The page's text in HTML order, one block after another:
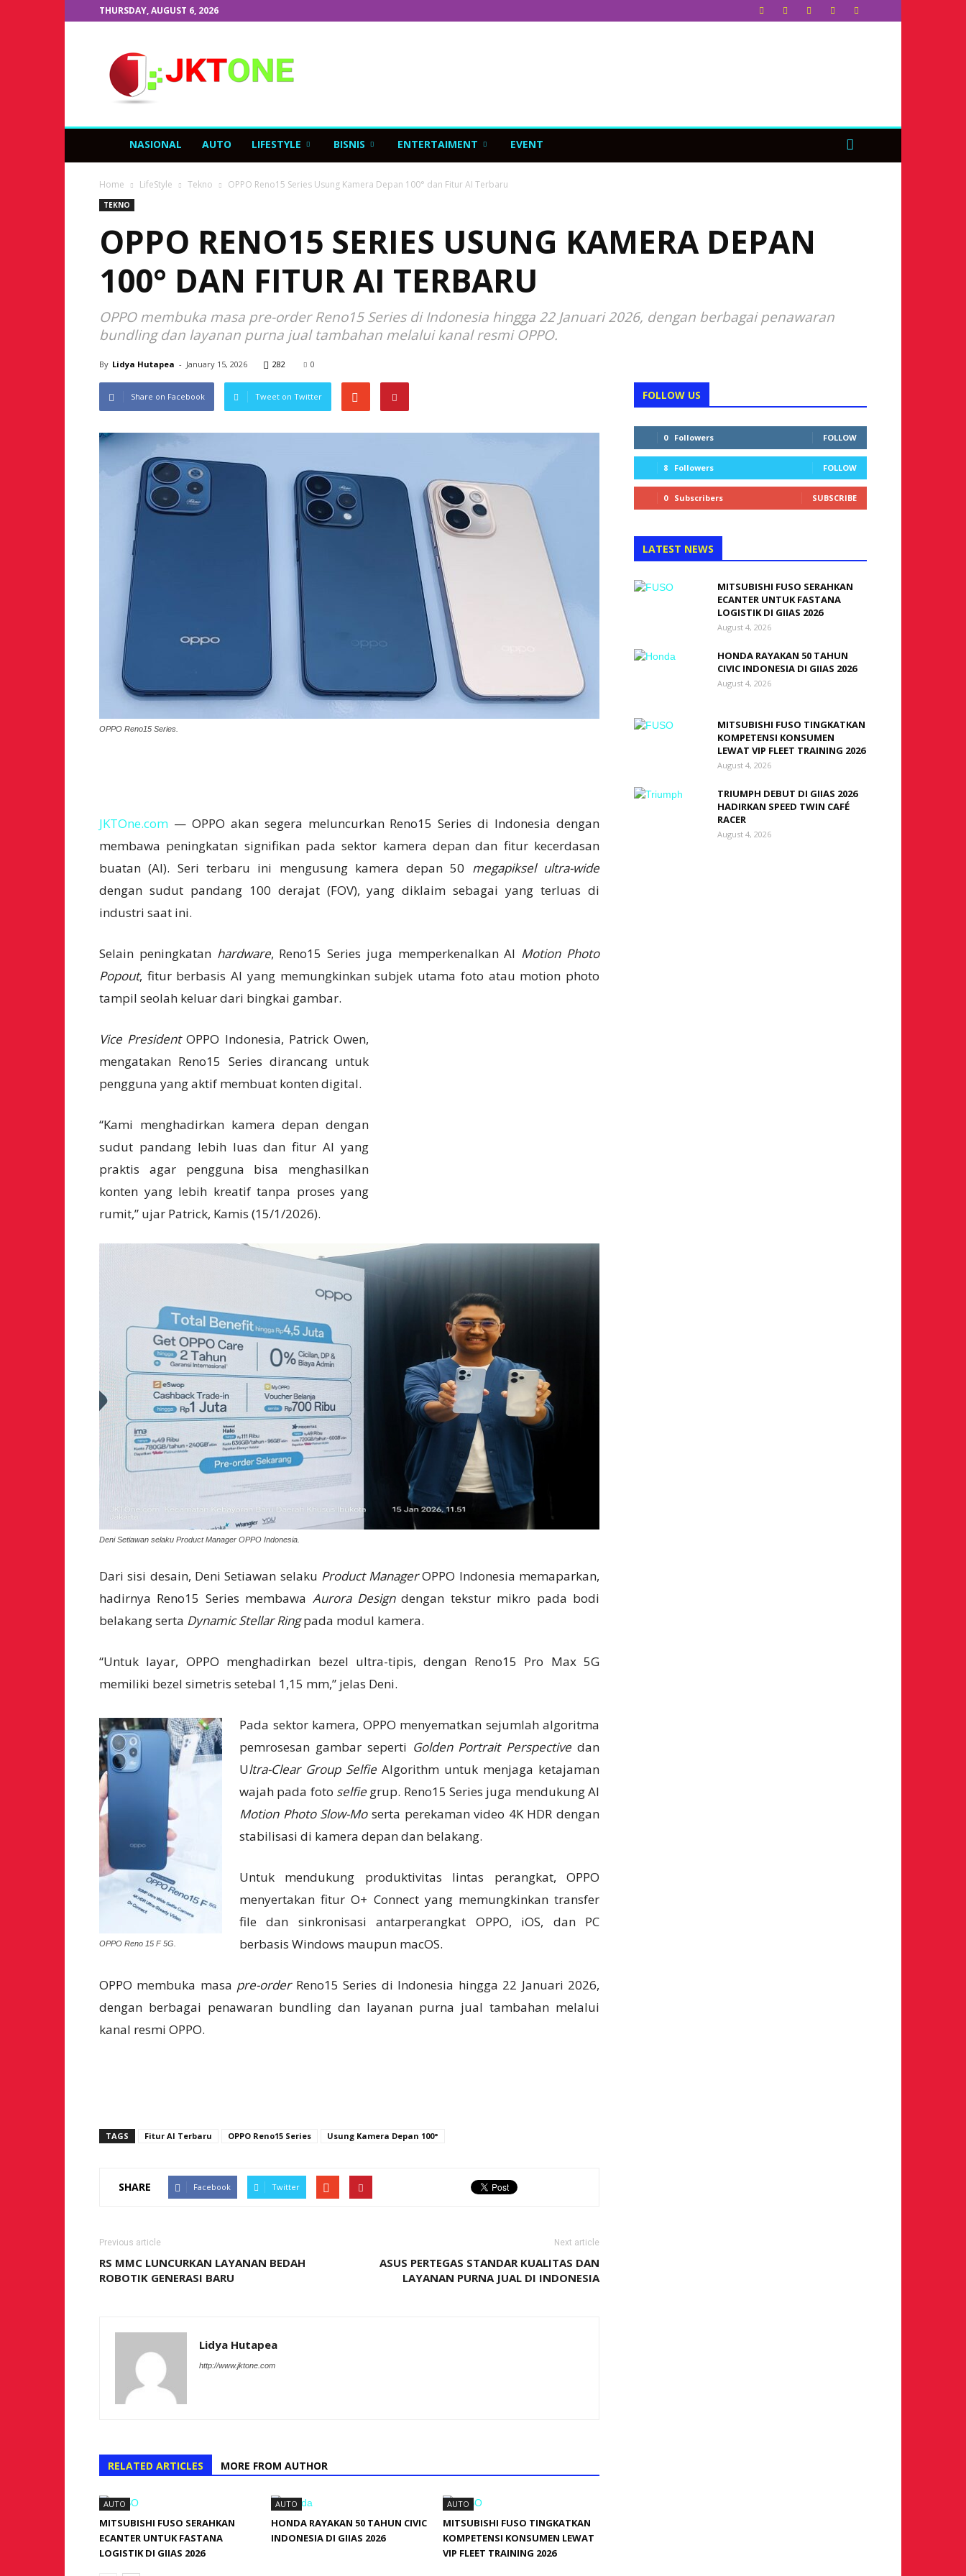
THURSDAY, AUGUST 6, 2026
NASIONAL AUTO LIFESTYLE BISNIS ENTERTAIMENT EVENT
Home LifeStyle Tekno OPPO Reno15 Series Usung Kamera Depan 100° dan Fitur AI Terbaru
TEKNO
OPPO RENO15 SERIES USUNG KAMERA DEPAN
100° DAN FITUR AI TERBARU
OPPO membuka masa pre-order Reno15 Series di Indonesia hingga 22 Januari 2026, dengan berbagai penawaran
bundling dan layanan purna jual tambahan melalui kanal resmi OPPO.
By Lidya Hutapea - January 15, 2026 282 0
Share on Facebook Tweet on Twitter
OPPO Reno15 Series.
JKTOne.com — OPPO akan segera meluncurkan Reno15 Series di Indonesia dengan
membawa peningkatan signifikan pada sektor kamera depan dan fitur kecerdasan
buatan (AI). Seri terbaru ini mengusung kamera depan 50 megapiksel ultra-wide
dengan sudut pandang 100 derajat (FOV), yang diklaim sebagai yang terluas di
industri saat ini.
Selain peningkatan hardware, Reno15 Series juga memperkenalkan AI Motion Photo
Popout, fitur berbasis AI yang memungkinkan subjek utama foto atau motion photo
tampil seolah keluar dari bingkai gambar.
Vice PresidentOPPO Indonesia, Patrick Owen,
mengatakan Reno15 Series dirancang untuk
pengguna yang aktif membuat konten digital.
“Kami menghadirkan kamera depan dengan
sudut pandang lebih luas dan fitur AI yang
praktis agar pengguna bisa menghasilkan
konten yang lebih kreatif tanpa proses yang
rumit,” ujar Patrick, Kamis (15/1/2026).
Deni Setiawan selaku Product Manager OPPO Indonesia.
Dari sisi desain, Deni Setiawan selaku Product ManagerOPPO Indonesia memaparkan,
hadirnya Reno15 Series membawa Aurora Designdengan tekstur mikro pada bodi
belakang serta Dynamic Stellar Ringpada modul kamera.
“Untuk layar, OPPO menghadirkan bezel ultra-tipis, dengan Reno15 Pro Max 5G
memiliki bezel simetris setebal 1,15 mm,” jelas Deni.
OPPO Reno 15 F 5G.
Pada sektor kamera, OPPO menyematkan sejumlah algoritma
pemrosesan gambar seperti Golden Portrait Perspective dan
Ultra-Clear Group Selfie Algorithm untuk menjaga ketajaman
wajah pada foto selfie grup. Reno15 Series juga mendukung AI
Motion Photo Slow-Moserta perekaman video 4K HDR dengan
stabilisasi di kamera depan dan belakang.
Untuk mendukung produktivitas lintas perangkat, OPPO
menyertakan fitur O+ Connect yang memungkinkan transfer
file dan sinkronisasi antarperangkat OPPO, iOS, dan PC
berbasis Windows maupun macOS.
OPPO membuka masa pre-orderReno15 Series di Indonesia hingga 22 Januari 2026,
dengan berbagai penawaran bundling dan layanan purna jual tambahan melalui
kanal resmi OPPO.
TAGS Fitur AI Terbaru OPPO Reno15 Series Usung Kamera Depan 100°
SHARE Facebook Twitter
Previous article
RS MMC LUNCURKAN LAYANAN BEDAH
ROBOTIK GENERASI BARU
Next article
ASUS PERTEGAS STANDAR KUALITAS DAN
LAYANAN PURNA JUAL DI INDONESIA
Lidya Hutapea
http://www.jktone.com
RELATED ARTICLES MORE FROM AUTHOR
AUTO
MITSUBISHI FUSO SERAHKAN
ECANTER UNTUK FASTANA
LOGISTIK DI GIIAS 2026
AUTO
HONDA RAYAKAN 50 TAHUN CIVIC
INDONESIA DI GIIAS 2026
AUTO
MITSUBISHI FUSO TINGKATKAN
KOMPETENSI KONSUMEN LEWAT
VIP FLEET TRAINING 2026
FOLLOW US
0 Followers FOLLOW
8 Followers FOLLOW
0 Subscribers SUBSCRIBE
LATEST NEWS
MITSUBISHI FUSO SERAHKAN
ECANTER UNTUK FASTANA
LOGISTIK DI GIIAS 2026
August 4, 2026
HONDA RAYAKAN 50 TAHUN
CIVIC INDONESIA DI GIIAS 2026
August 4, 2026
MITSUBISHI FUSO TINGKATKAN
KOMPETENSI KONSUMEN
LEWAT VIP FLEET TRAINING 2026
August 4, 2026
TRIUMPH DEBUT DI GIIAS 2026
HADIRKAN SPEED TWIN CAFÉ
RACER
August 4, 2026